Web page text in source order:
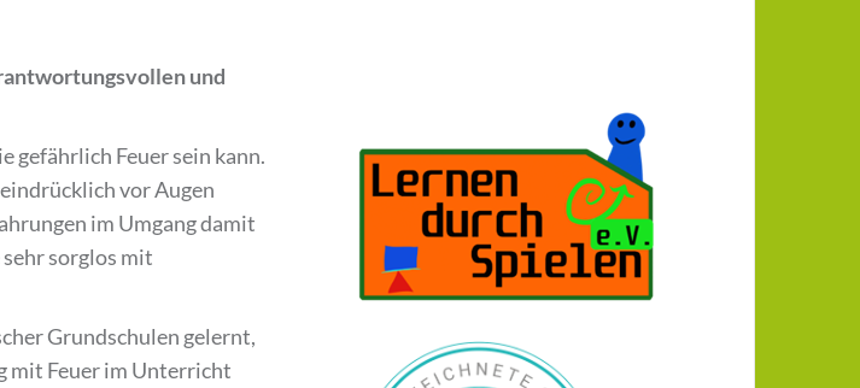
und
gefährlich Feuer sein kann.
vor Augen
im Umgang damit
sorglos mit
Grundschulen gelernt,
mit Feuer im Unterricht